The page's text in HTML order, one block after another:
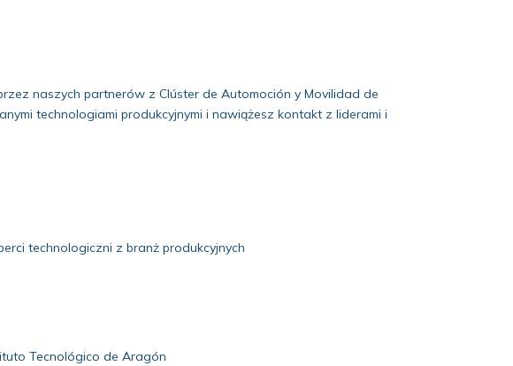
naszych partnerów z Clúster de Automoción y Movilidad de
technologiami produkcyjnymi i nawiążesz kontakt z liderami i
technologiczni z branż produkcyjnych
Tecnológico de Aragón